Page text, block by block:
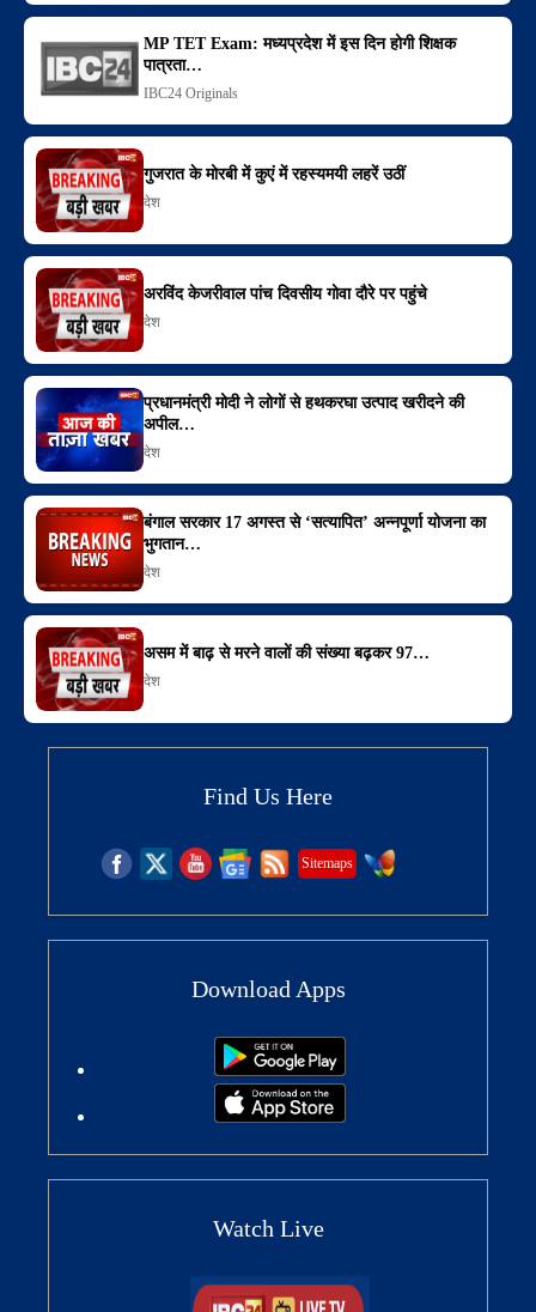
MP TET Exam: मध्यप्रदेश में इस दिन होगी शिक्षक
पात्रता…
IBC24 Originals
गुजरात के मोरबी में कुएं में रहस्यमयी लहरें उठीं
देश
अरविंद केजरीवाल पांच दिवसीय गोवा दौरे पर पहुंचे
देश
प्रधानमंत्री मोदी ने लोगों से हथकरघा उत्पाद खरीदने की
अपील…
देश
बंगाल सरकार 17 अगस्त से ‘सत्यापित’ अन्नपूर्णा योजना का
भुगतान…
देश
असम में बाढ़ से मरने वालों की संख्या बढ़कर 97…
देश
Find Us Here
Sitemaps
Download Apps
Watch Live